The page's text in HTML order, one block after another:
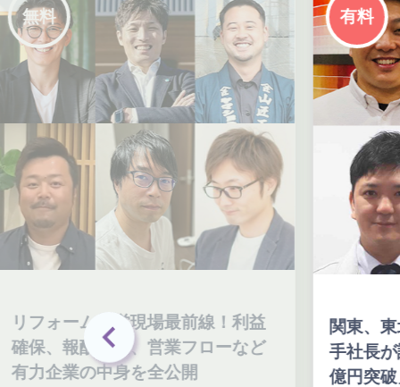
現場最前線！利益
、営業フローなど
を全公開
有料
関東、東北、関西の有
手社長が語る、外壁塗
億円突破」への道